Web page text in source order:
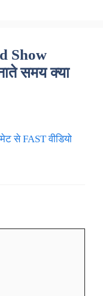
Show
समय क्या
से FAST वीडियो